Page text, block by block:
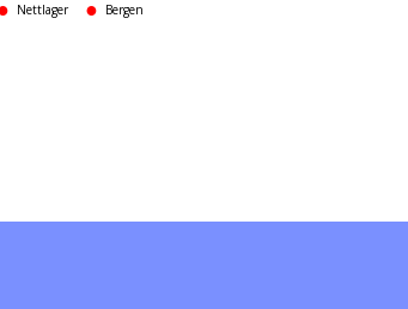
Nettlager Bergen